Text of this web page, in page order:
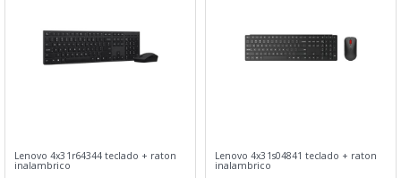
Lenovo 4x31r64344 teclado + raton
inalambrico
Lenovo 4x31s04841 teclado + raton
inalambrico